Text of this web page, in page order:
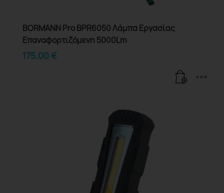
BORMANN Pro BPR6050 Λάμπα Εργασίας
Επαναφορτιζόμενη 5000Lm
175.00€